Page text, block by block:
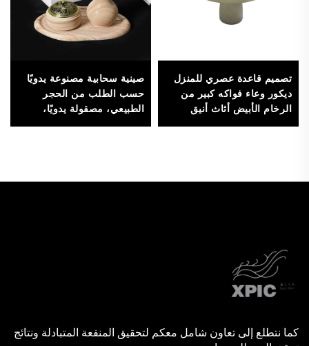
تصميم قاعدة عصري للمنزل
ديكور وعاء فواكه كبير من
الرخام الأبيض أثاث أنيق
صينية سحابية مصنوعة يدويًا
حسب الطلب من الحجر
الطبيعي، مصقولة يدويًا،
كما نتطلع إلى تعاون شامل معكم لتحقيق المنفعة المتبادلة ونتائج